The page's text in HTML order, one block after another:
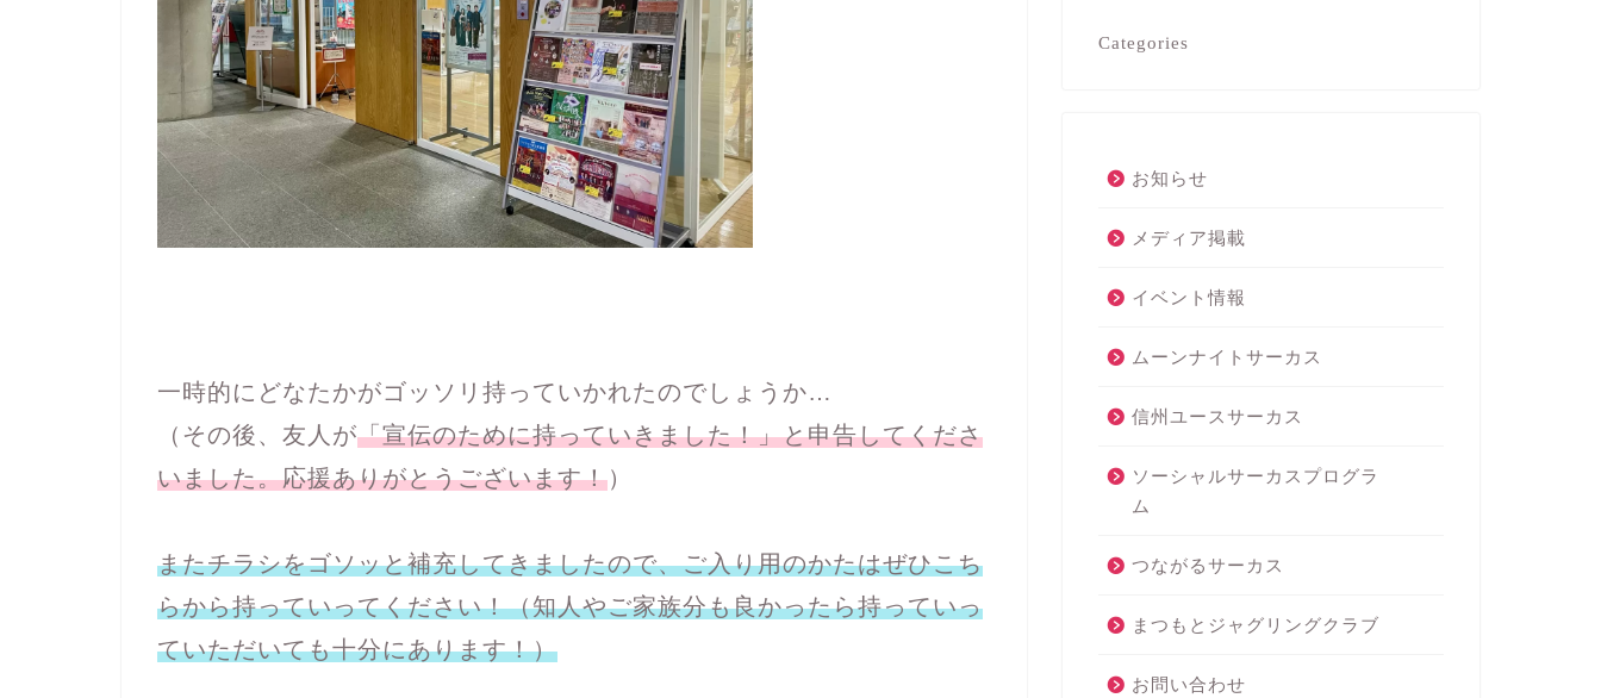
一時的にどなたかがゴッソリ持っていかれたのでしょうか…
（その後、友人が「宣伝のために持っていきました！」と申告してくださ
いました。応援ありがとうございます！）
またチラシをゴソッと補充してきましたので、ご入り用のかたはぜひこち
らから持っていってください！（知人やご家族分も良かったら持っていっ
ていただいても十分にあります！）
Categories
お知らせ
メディア掲載
イベント情報
ムーンナイトサーカス
信州ユースサーカス
ソーシャルサーカスプログラ
ム
つながるサーカス
まつもとジャグリングクラブ
お問い合わせ